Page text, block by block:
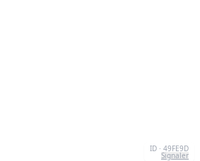
ID · 49FE9D
Signaler